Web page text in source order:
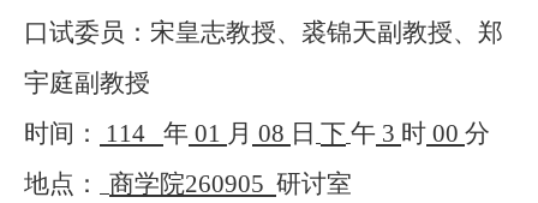
口试委员：宋皇志教授、裘锦天副教授、郑
宇庭副教授
时间：
114 年 01 月 08 日 下午 3 时 00 分
地点：
商学院260905 研讨室